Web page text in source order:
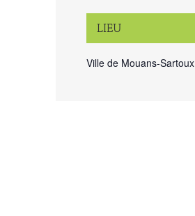
LIEU
Ville de Mouans-Sartoux